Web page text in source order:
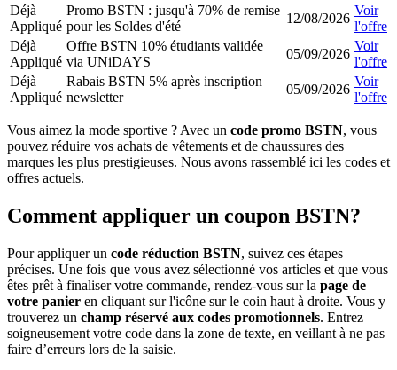
Déjà
Appliqué
Promo BSTN : jusqu'à 70% de remise
pour les Soldes d'été
12/08/2026
Voir
l'offre
Déjà
Appliqué
Offre BSTN 10% étudiants validée
via UNiDAYS
05/09/2026
Voir
l'offre
Déjà
Appliqué
Rabais BSTN 5% après inscription
newsletter
05/09/2026
Voir
l'offre
Vous aimez la mode sportive ? Avec un code promo BSTN, vous
pouvez réduire vos achats de vêtements et de chaussures des
marques les plus prestigieuses. Nous avons rassemblé ici les codes et
offres actuels.
Comment appliquer un coupon BSTN?
Pour appliquer un code réduction BSTN, suivez ces étapes
précises. Une fois que vous avez sélectionné vos articles et que vous
êtes prêt à finaliser votre commande, rendez-vous sur la page de
votre panier en cliquant sur l'icône sur le coin haut à droite. Vous y
trouverez un champ réservé aux codes promotionnels. Entrez
soigneusement votre code dans la zone de texte, en veillant à ne pas
faire d’erreurs lors de la saisie.